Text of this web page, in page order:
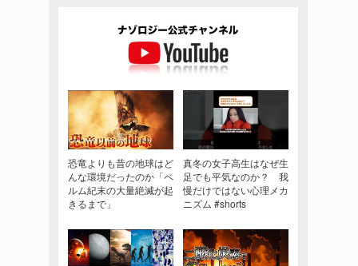
恐竜よりも昔の地球はど
んな環境だったのか「ペ
ルム紀末の大量絶滅が起
きるまで」
真冬の女子高生はなぜ生
足でも平気なのか？ 我
慢だけではない心理メカ
ニズム #shorts